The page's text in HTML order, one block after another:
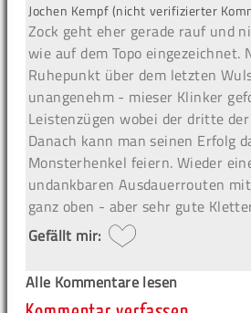
Jochen Kempf (nicht verifizierter
Zock geht eher gerade rauf und
wie auf dem Topo eingezeichnet.
Ruhepunkt über dem letzten
unangenehm - mieser Klinker
Leistenzügen wobei der dritte
Danach kann man seinen Erfolg
Monsterhenkel feiern. Wieder
undankbaren Ausdauerrouten
ganz oben - aber sehr gute
Gefällt mir:
Alle Kommentare lesen